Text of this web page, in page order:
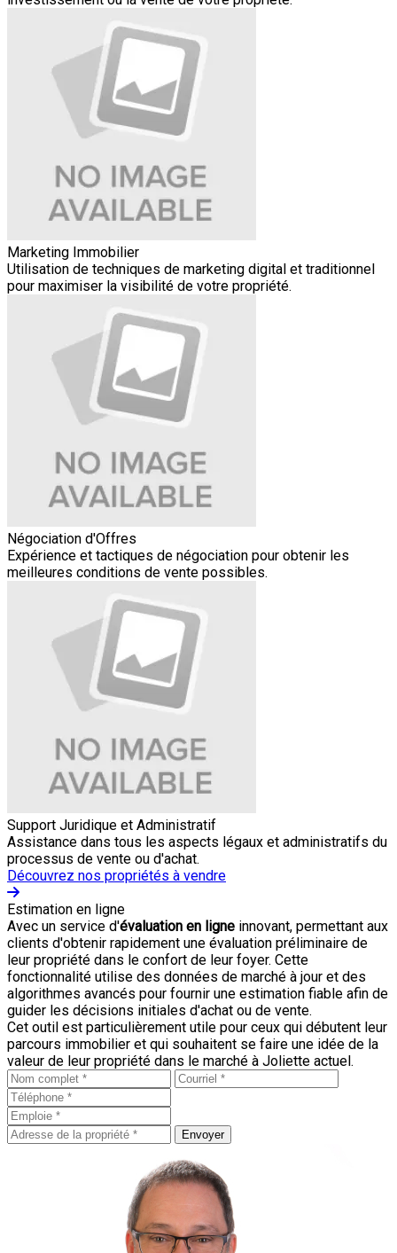
Marketing Immobilier
Utilisation de techniques de marketing digital et traditionnel
pour maximiser la visibilité de votre propriété.
Négociation d'Offres
Expérience et tactiques de négociation pour obtenir les
meilleures conditions de vente possibles.
Support Juridique et Administratif
Assistance dans tous les aspects légaux et administratifs du
processus de vente ou d'achat.
Découvrez nos propriétés à vendre
Estimation en ligne
Avec un service d'évaluation en ligne innovant, permettant aux
clients d'obtenir rapidement une évaluation préliminaire de
leur propriété dans le confort de leur foyer. Cette
fonctionnalité utilise des données de marché à jour et des
algorithmes avancés pour fournir une estimation fiable afin de
guider les décisions initiales d'achat ou de vente.
Cet outil est particulièrement utile pour ceux qui débutent leur
parcours immobilier et qui souhaitent se faire une idée de la
valeur de leur propriété dans le marché à Joliette actuel.
Envoyer